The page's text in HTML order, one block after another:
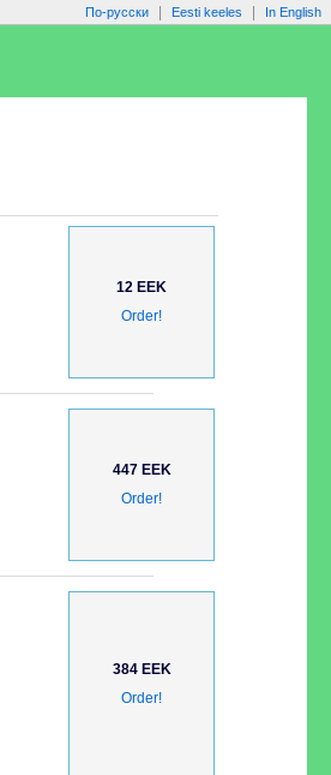
По-русски Eesti keeles In English
12 EEK
Order!
447 EEK
Order!
384 EEK
Order!